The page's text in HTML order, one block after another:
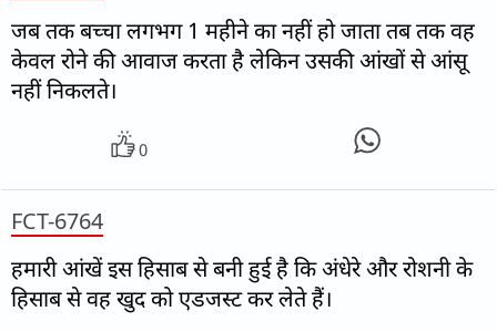
जब तक बच्चा लगभग 1 महीने का नहीं हो जाता तब तक वह
केवल रोने की आवाज करता है लेकिन उसकी आंखों से आंसू
नहीं निकलते।
0
FCT-6764
हमारी आंखें इस हिसाब से बनी हुई है कि अंधेरे और रोशनी के
हिसाब से वह खुद को एडजस्ट कर लेते हैं।